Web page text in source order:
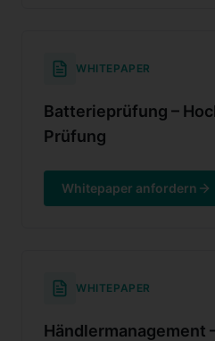
WHITEPAPER
Batterieprüfung –
Prüfung
Whitepaper anfordern
WHITEPAPER
Händlermanagement